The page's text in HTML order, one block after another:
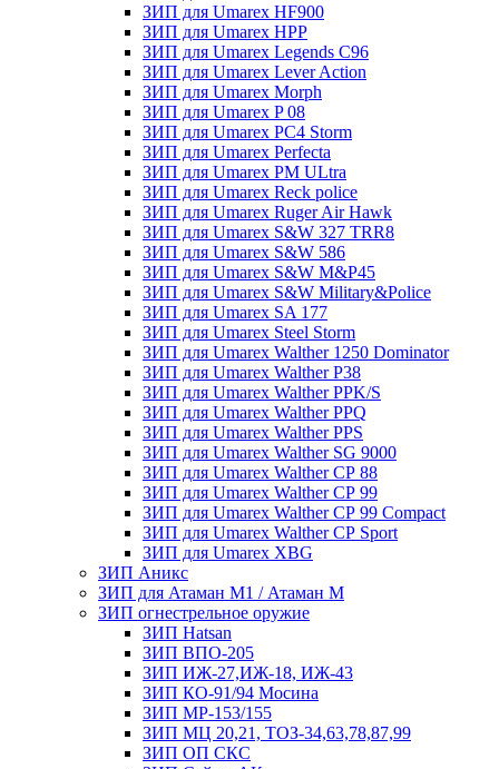
ЗИП для Umarex HF900
ЗИП для Umarex HPP
ЗИП для Umarex Legends C96
ЗИП для Umarex Lever Action
ЗИП для Umarex Morph
ЗИП для Umarex P 08
ЗИП для Umarex PC4 Storm
ЗИП для Umarex Perfecta
ЗИП для Umarex PM ULtra
ЗИП для Umarex Reck police
ЗИП для Umarex Ruger Air Hawk
ЗИП для Umarex S&W 327 TRR8
ЗИП для Umarex S&W 586
ЗИП для Umarex S&W M&P45
ЗИП для Umarex S&W Military&Police
ЗИП для Umarex SA 177
ЗИП для Umarex Steel Storm
ЗИП для Umarex Walther 1250 Dominator
ЗИП для Umarex Walther P38
ЗИП для Umarex Walther PPK/S
ЗИП для Umarex Walther PPQ
ЗИП для Umarex Walther PPS
ЗИП для Umarex Walther SG 9000
ЗИП для Umarex Walther СР 88
ЗИП для Umarex Walther СР 99
ЗИП для Umarex Walther СР 99 Compact
ЗИП для Umarex Walther СР Sport
ЗИП для Umarex XBG
ЗИП Аникс
ЗИП для Атаман М1 / Атаман М
ЗИП огнестрельное оружие
ЗИП Hatsan
ЗИП ВПО-205
ЗИП ИЖ-27,ИЖ-18, ИЖ-43
ЗИП КО-91/94 Мосина
ЗИП МР-153/155
ЗИП МЦ 20,21, ТОЗ-34,63,78,87,99
ЗИП ОП СКС